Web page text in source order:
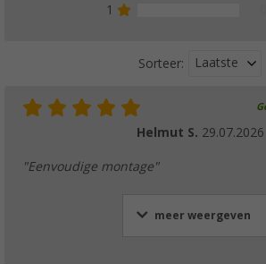
1
Sorteer: Laatste
Helmut S. 29.07.2026
"Eenvoudige montage"
meer weergeven